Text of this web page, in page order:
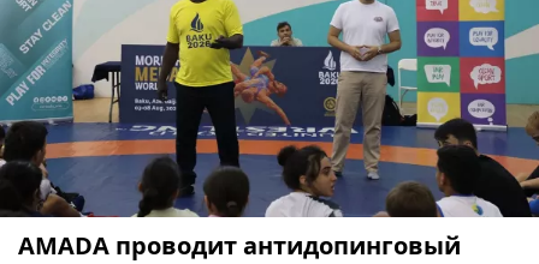
AMADA проводит антидопинговый